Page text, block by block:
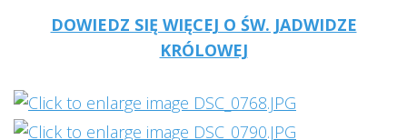
DOWIEDZ SIĘ WIĘCEJ O ŚW. JADWIDZE
KRÓLOWEJ